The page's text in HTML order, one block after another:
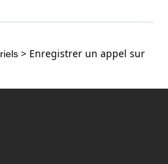
> Enregistrer un appel sur